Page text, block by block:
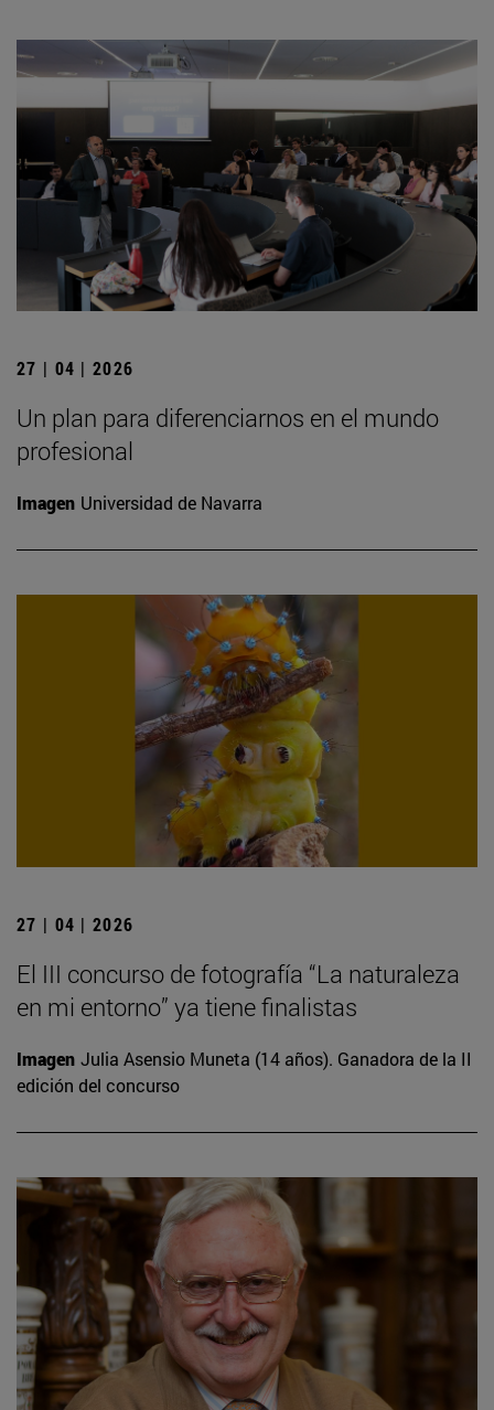
27 | 04 | 2026
Un plan para diferenciarnos en el mundo
profesional
Imagen Universidad de Navarra
27 | 04 | 2026
El III concurso de fotografía “La naturaleza
en mi entorno” ya tiene finalistas
Imagen Julia Asensio Muneta (14 años). Ganadora de la II
edición del concurso